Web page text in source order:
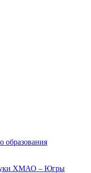
образования
ХМАО – Югры